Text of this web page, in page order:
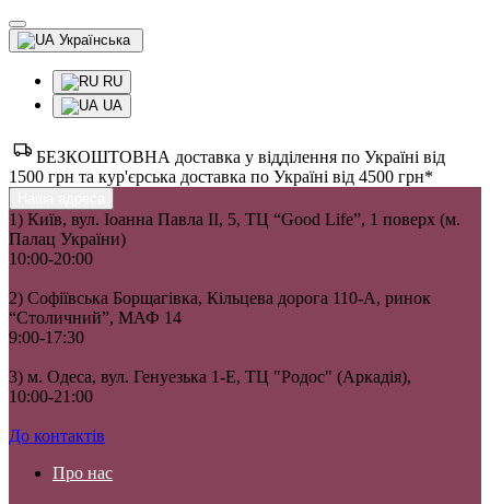
Українська
RU
UA
БЕЗКОШТОВНА доставка у відділення по Україні від
1500 грн та кур'єрська доставка по Україні від 4500 грн*
1) Київ, вул. Іоанна Павла II, 5, ТЦ “Good Life”, 1 поверх (м.
Палац України)
10:00-20:00
2) Софіївська Борщагівка, Кільцева дорога 110-А, ринок
“Столичний”, МАФ 14
9:00-17:30
3) м. Одеса, вул. Генуезька 1-Е, ТЦ "Родос" (Аркадія),
10:00-21:00
До контактів
Про нас